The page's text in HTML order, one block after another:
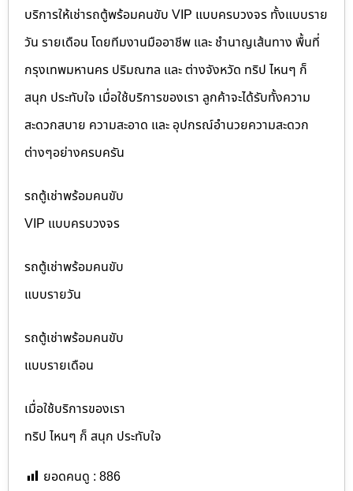
บริการให้เช่ารถตู้พร้อมคนขับ VIP แบบครบวงจร ทั้งแบบราย
วัน รายเดือน โดยทีมงานมืออาชีพ และ ชำนาญเส้นทาง พื้นที่
กรุงเทพมหานคร ปริมณฑล และ ต่างจังหวัด ทริป ไหนๆ ก็
สนุก ประทับใจ เมื่อใช้บริการของเรา ลูกค้าจะได้รับทั้งความ
สะดวกสบาย ความสะอาด และ อุปกรณ์อำนวยความสะดวก
ต่างๆอย่างครบครัน
รถตู้เช่าพร้อมคนขับ
VIP แบบครบวงจร
รถตู้เช่าพร้อมคนขับ
แบบรายวัน
รถตู้เช่าพร้อมคนขับ
แบบรายเดือน
เมื่อใช้บริการของเรา
ทริป ไหนๆ ก็ สนุก ประทับใจ
ยอดคนดู : 886